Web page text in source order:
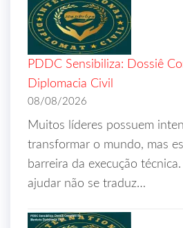
PDDC Sensibiliza: Dossiê
Diplomacia Civil
08/08/2026
Muitos líderes possuem
transformar o mundo, mas
barreira da execução
ajudar não se traduz…